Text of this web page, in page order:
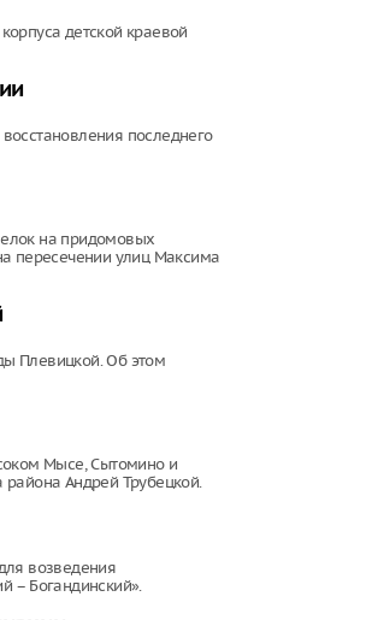
детской краевой
последнего
на придомовых
пересечении улиц Максима
Плевицкой. Об этом
Мысе, Сытомино и
Андрей Трубецкой.
возведения
– Богандинский».